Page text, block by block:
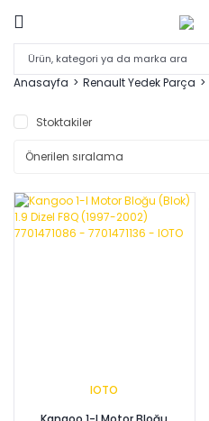
Anasayfa Renault Yedek Parça
Stoktakiler
IOTO